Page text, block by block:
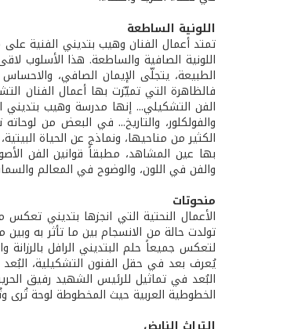
اللونية الساطعة
تمتد أعمال الفنان وهيب بتديني الفنية
اللونية الصافية والساطعة. هذا الأسلوب
الطبيعة، يتجلّى الإيمان الصافي، والاحساس
فالظاهرة التي تميّزت بها أعمال الفنان
الفن التشكيلي... إنها مدرسة وهيب بتديني
والفولكلور، والتاريخ... في البعض من
الكثير من مناحيها، ونماذج عن الحياة
بها عين المشاهد، مطبقاً قوانين الفن
والفن في اللون، والوضوح في المعالم
منحوتات
الأعمال النحتية التي انجزها بتديني
تولدت حالة من الانسجام بين ما تأثر به
لتعكس جميعاً حلم البتديني الرافل بالرزانة
يُعرف بعد في حقل الفنون التشكيلية،
البُعد في تماثيل للرئيس الشهيد رفيق
الخطوطية العربية حيث المخطوطة لوحة تُرى